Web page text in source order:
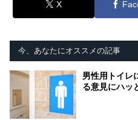
X
今、あなたにオススメの記事
男性用トイレ
る意見にハッ